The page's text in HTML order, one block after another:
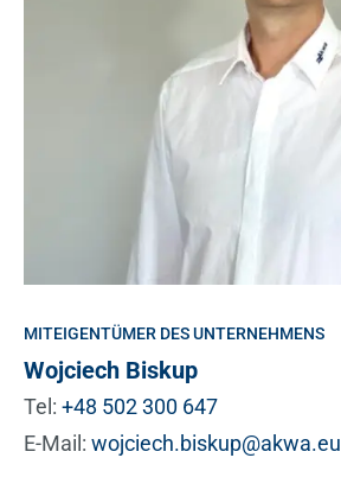
MITEIGENTÜMER DES UNTERNEHMENS
Wojciech Biskup
Tel: +48 502 300 647
E-Mail: wojciech.biskup@akwa.eu